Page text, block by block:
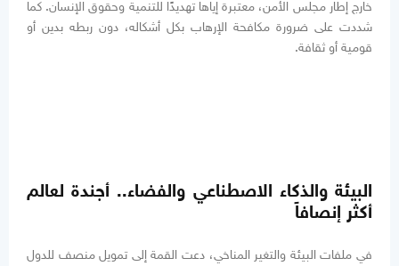
خارج إطار مجلس الأمن، معتبرة إياها تهديدًا للتنمية وحقوق الإنسان. كما
شددت على ضرورة مكافحة الإرهاب بكل أشكاله، دون ربطه بدين أو
قومية أو ثقافة.
البيئة والذكاء الاصطناعي والفضاء.. أجندة لعالم
أكثر إنصافاً
في ملفات البيئة والتغير المناخي، دعت القمة إلى تمويل منصف للدول